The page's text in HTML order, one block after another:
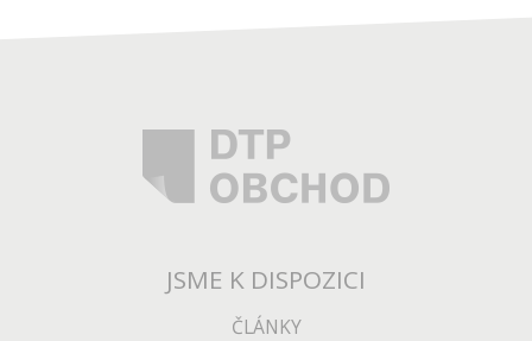
JSME K DISPOZICI
ČLÁNKY